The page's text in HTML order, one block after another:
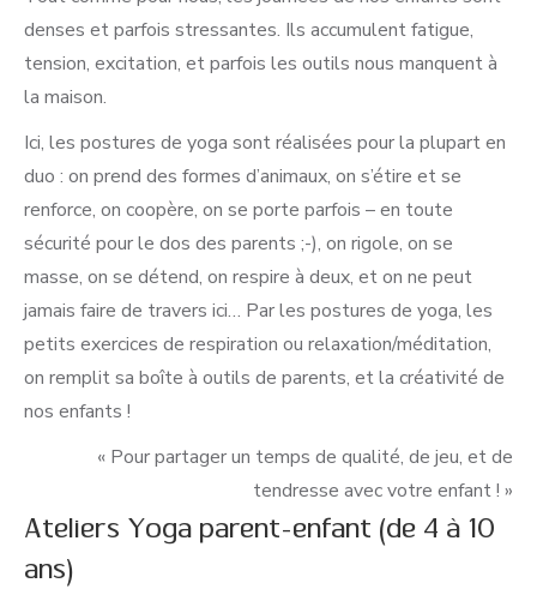
denses et parfois stressantes. Ils accumulent fatigue,
tension, excitation, et parfois les outils nous manquent à
la maison.
Ici, les postures de yoga sont réalisées pour la plupart en
duo : on prend des formes d’animaux, on s’étire et se
renforce, on coopère, on se porte parfois – en toute
sécurité pour le dos des parents ;-), on rigole, on se
masse, on se détend, on respire à deux, et on ne peut
jamais faire de travers ici… Par les postures de yoga, les
petits exercices de respiration ou relaxation/méditation,
on remplit sa boîte à outils de parents, et la créativité de
nos enfants !
« Pour partager un temps de qualité, de jeu, et de
tendresse avec votre enfant ! »
Ateliers Yoga parent-enfant (de 4 à 10
ans)